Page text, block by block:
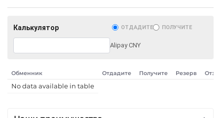
Почта Банк RUB
Калькулятор ОТДАДИТЕ ПОЛУЧИТЕ
Alipay CNY
Обменник Отдадите Получите Резерв
No data available in table